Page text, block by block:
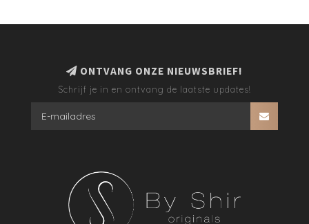
ONTVANG ONZE NIEUWSBRIEF!
Schrijf je in en ontvang de laatste updates!